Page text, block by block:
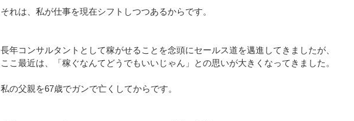
それは、私が仕事を現在シフトしつつあるからです。
長年コンサルタントとして稼がせることを念頭にセールス道を邁進してきましたが、
ここ最近は、「稼ぐなんてどうでもいいじゃん」との思いが大きくなってきました。
私の父親を67歳でガンで亡くしてからです。